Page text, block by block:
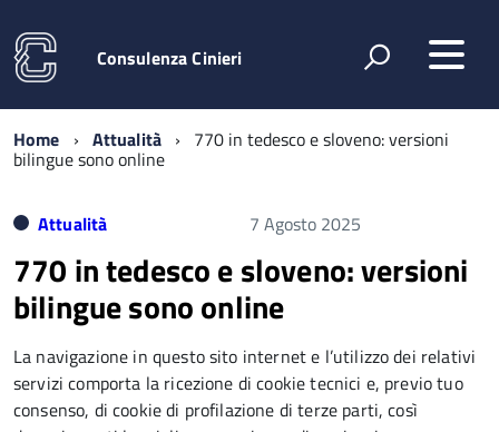
Consulenza Cinieri
Home Attualità 770 in tedesco e sloveno: versioni
bilingue sono online
Attualità 7 Agosto 2025
770 in tedesco e sloveno: versioni
bilingue sono online
La navigazione in questo sito internet e l’utilizzo dei relativi
servizi comporta la ricezione di cookie tecnici e, previo tuo
consenso, di cookie di profilazione di terze parti, così